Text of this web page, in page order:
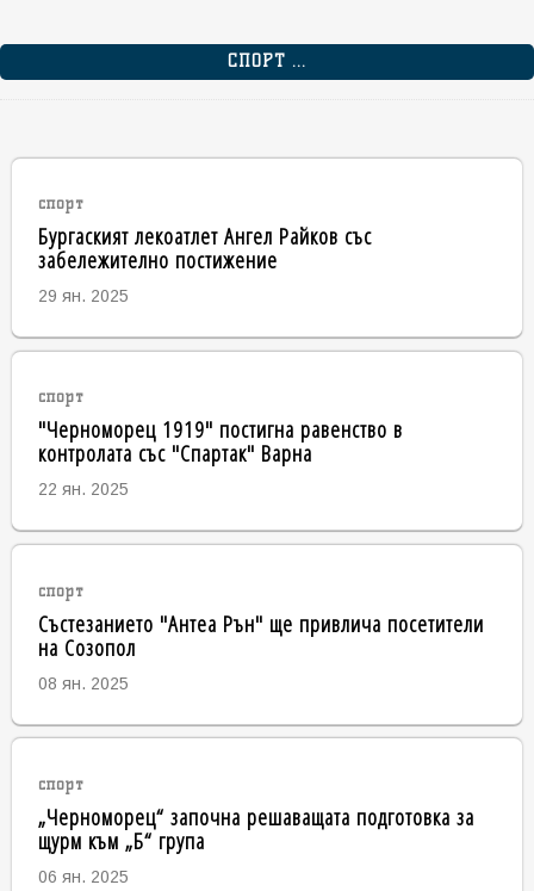
СПОРТ ...
спорт
Бургаският лекоатлет Ангел Райков със
забележително постижение
29 ян. 2025
спорт
"Черноморец 1919" постигна равенство в
контролата със "Спартак" Варна
22 ян. 2025
спорт
Състезанието "Антеа Рън" ще привлича посетители
на Созопол
08 ян. 2025
спорт
„Черноморец“ започна решаващата подготовка за
щурм към „Б“ група
06 ян. 2025